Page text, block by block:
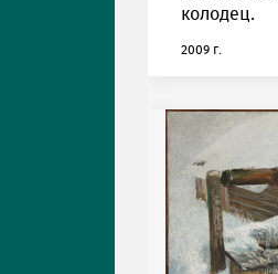
колодец.
2009 г.